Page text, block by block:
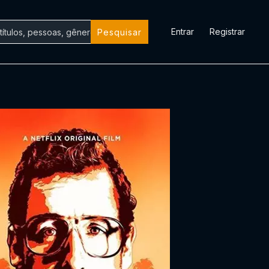
Pesquisar Entrar Registrar